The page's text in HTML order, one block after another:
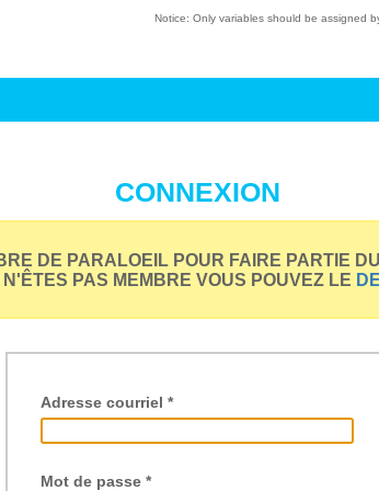
Notice: Only variables should be assigned
CONNEXION
DE PARALOEIL POUR FAIRE PARTIE
PAS MEMBRE VOUS POUVEZ LE
Adresse courriel *
Mot de passe *